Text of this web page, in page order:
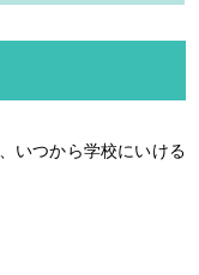
いつから学校にいける